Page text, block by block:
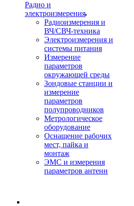
Радио и
электроизмерения
Радиоизмерения и
ВЧ/СВЧ-техника
Электроизмерения и
системы питания
Измерение
параметров
окружающей среды
Зондовые станции и
измерение
параметров
полупроводников
Метрологическое
оборудование
Оснащение рабочих
мест, пайка и
монтаж
ЭМС и измерения
параметров антенн